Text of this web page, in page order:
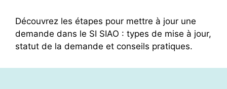
Découvrez les étapes pour mettre à jour une
demande dans le SI SIAO : types de mise à jour,
statut de la demande et conseils pratiques.